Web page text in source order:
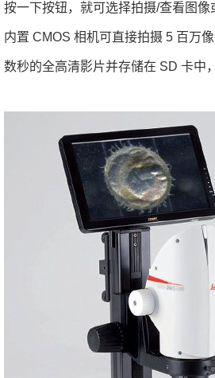
按一下按钮，就可选择拍摄/查看图像
内置 CMOS 相机可直接拍摄 5 百万
数秒的全高清影片并存储在 SD 卡中